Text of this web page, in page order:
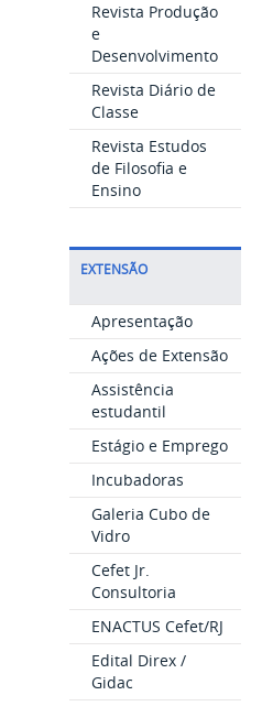
Revista Produção
e
Desenvolvimento
Revista Diário de
Classe
Revista Estudos
de Filosofia e
Ensino
EXTENSÃO
Apresentação
Ações de Extensão
Assistência
estudantil
Estágio e Emprego
Incubadoras
Galeria Cubo de
Vidro
Cefet Jr.
Consultoria
ENACTUS Cefet/RJ
Edital Direx /
Gidac